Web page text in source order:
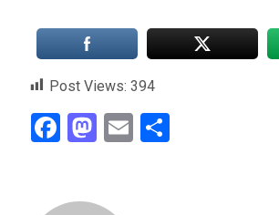
Post Views: 394
Facebook
Mastodon
Email